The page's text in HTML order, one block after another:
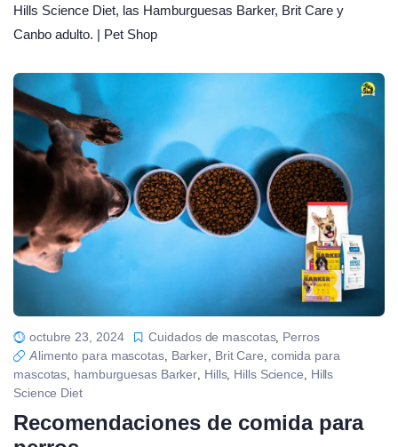
Hills Science Diet, las Hamburguesas Barker, Brit Care y
Canbo adulto. | Pet Shop
octubre 23, 2024 Cuidados de mascotas, Perros
Alimento para mascotas, Barker Brit Care comida para
mascotas hamburguesas Barker Hills, Hills Science Hills
Science Diet
Recomendaciones de comida para